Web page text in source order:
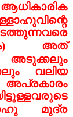
അത്
വലിയ
മുദ്ര